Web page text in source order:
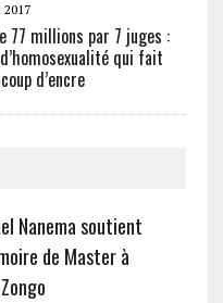
2017
77 millions par 7 juges :
qui fait
d’encre
Nanema soutient
de Master à